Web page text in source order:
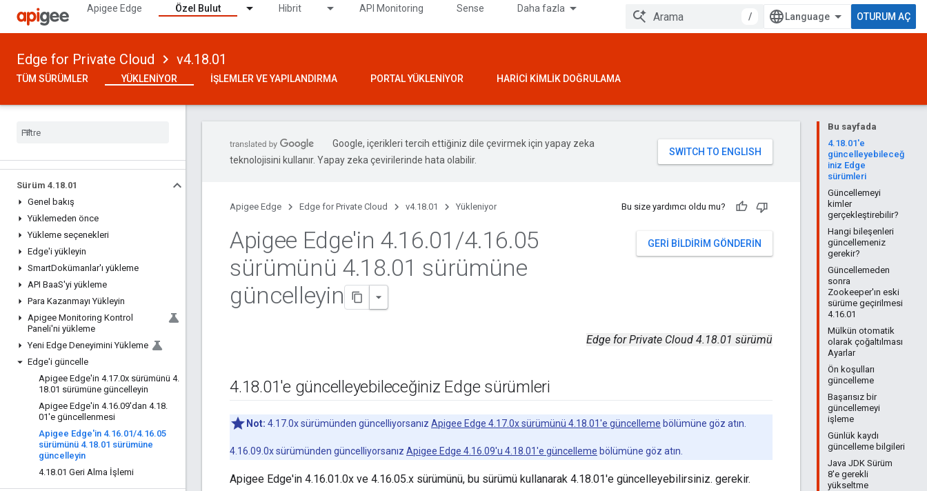
Apigee Edge Özel Bulut Hibrit API Monitoring Sense Daha fazla
/ OTURUM AÇ
Edge for Private Cloud v4.18.01
TÜM SÜRÜMLER YÜKLENIYOR İŞLEMLER VE YAPILANDIRMA PORTAL YÜKLENIYOR HARICI KIMLIK DOĞRULAMA
Sürüm 4.18.01
Genel bakış
Yüklemeden önce
Yükleme seçenekleri
Edge'i yükleyin
SmartDokümanlar'ı yükleme
API BaaS'yi yükleme
Para Kazanmayı Yükleyin
Apigee Monitoring Kontrol
Paneli'ni yükleme
Yeni Edge Deneyimini Yükleme
Edge'i güncelle
Apigee Edge'in 4.17.0x sürümünü 4.
18.01 sürümüne güncelleyin
Apigee Edge'in 4.16.09'dan 4.18.
01'e güncellenmesi
Apigee Edge'in 4.16.01/4.16.05
sürümünü 4.18.01 sürümüne
güncelleyin
4.18.01 Geri Alma İşlemi
Bu sayfada
4.18.01'e
güncelleyebileceğ
iniz Edge
sürümleri
Güncellemeyi
kimler
gerçekleştirebilir?
Hangi bileşenleri
güncellemeniz
gerekir?
Güncellemeden
sonra
Zookeeper'ın eski
sürüme geçirilmesi
4.16.01
Mülkün otomatik
olarak çoğaltılması
Ayarlar
Ön koşulları
güncelleme
Başarısız bir
güncellemeyi
işleme
Günlük kaydı
güncelleme bilgileri
Java JDK Sürüm
8'e gerekli
yükseltme
Google, içerikleri tercih ettiğiniz dile çevirmek için yapay zeka
teknolojisini kullanır. Yapay zeka çevirilerinde hata olabilir.
Apigee Edge Edge for Private Cloud v4.18.01 Yükleniyor Bu size yardımcı oldu mu?
GERI BILDIRIM GÖNDERIN
Apigee Edge'in 4.16.01 /4.16.05
sürümünü 4.18.01 sürümüne
güncelleyin
Edge for Private Cloud 4.18.01 sürümü
4.18.01'e güncelleyebileceğiniz Edge sürümleri
Not: 4.17.0x sürümünden güncelliyorsanız Apigee Edge 4.17.0x sürümünü 4.18.01'e güncelleme bölümüne göz atın.
4.16.09.0x sürümünden güncelliyorsanız Apigee Edge 4.16.09'u 4.18.01'e güncelleme bölümüne göz atın.
Apigee Edge'in 4.16.01.0x ve 4.16.05.x sürümünü, bu sürümü kullanarak 4.18.01'e güncelleyebilirsiniz. gerekir.